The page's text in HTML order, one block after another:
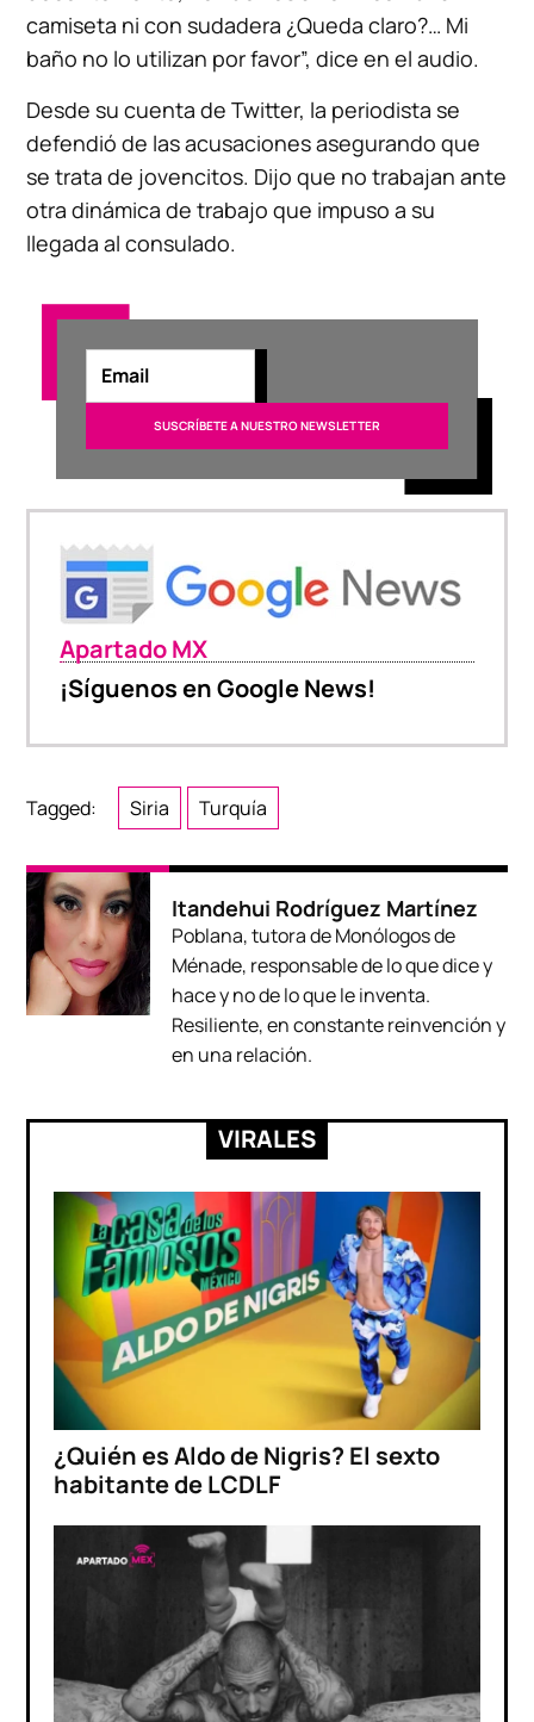
camiseta ni con sudadera ¿Queda claro?… Mi
baño no lo utilizan por favor”, dice en el audio.
Desde su cuenta de Twitter, la periodista se
defendió de las acusaciones asegurando que
se trata de jovencitos. Dijo que no trabajan ante
otra dinámica de trabajo que impuso a su
llegada al consulado.
Apartado MX
¡Síguenos en Google News!
Tagged: Siria Turquía
Itandehui Rodríguez Martínez
Poblana, tutora de Monólogos de
Ménade, responsable de lo que dice y
hace y no de lo que le inventa.
Resiliente, en constante reinvención y
en una relación.
VIRALES
¿Quién es Aldo de Nigris? El sexto
habitante de LCDLF